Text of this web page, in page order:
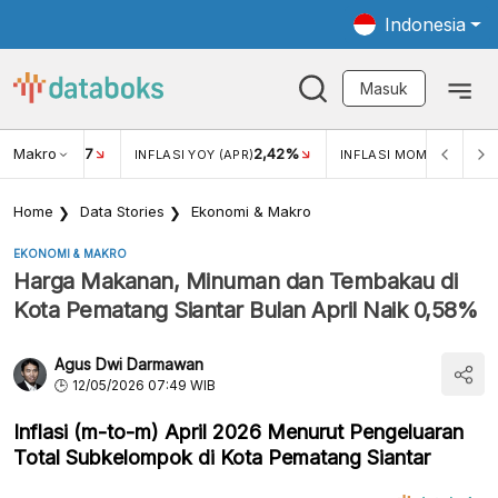
Indonesia
Masuk
Makro
USD/IDR 17 INFLASI YOY (APR)2,42% INFLASI MOM (MAR)
Home Data Stories Ekonomi & Makro
EKONOMI & MAKRO
Harga Makanan, Minuman dan Tembakau di
Kota Pematang Siantar Bulan April Naik 0,58%
Agus Dwi Darmawan
12/05/2026 07:49 WIB
Inflasi (m-to-m) April 2026 Menurut Pengeluaran
Total Subkelompok di Kota Pematang Siantar